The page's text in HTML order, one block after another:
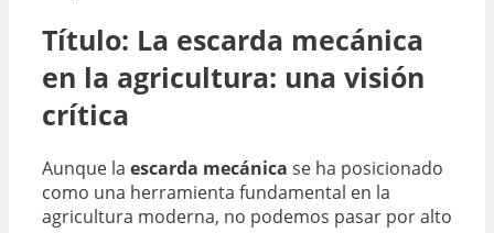
Título: La escarda mecánica
en la agricultura: una visión
crítica
Aunque la escarda mecánica se ha posicionado
como una herramienta fundamental en la
agricultura moderna, no podemos pasar por alto